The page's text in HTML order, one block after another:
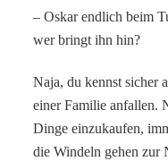
– Oskar endlich beim
wer bringt ihn hin?
Naja, du kennst sicher
einer Familie anfallen.
Dinge einzukaufen,
die Windeln gehen zur